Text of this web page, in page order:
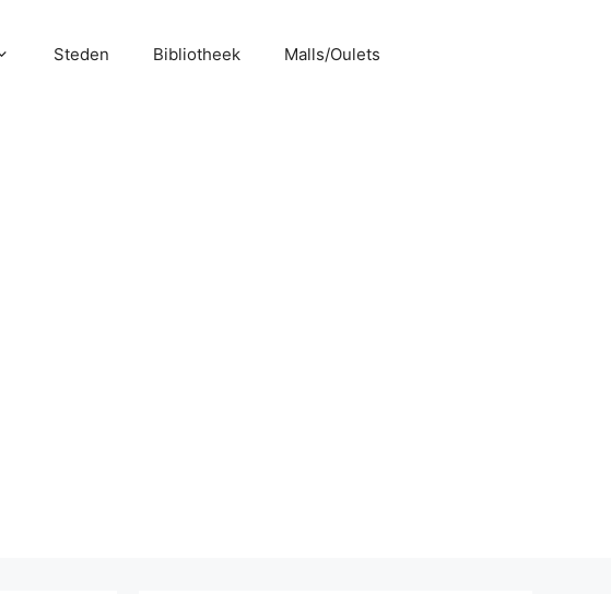
Steden Bibliotheek Malls/Oulets